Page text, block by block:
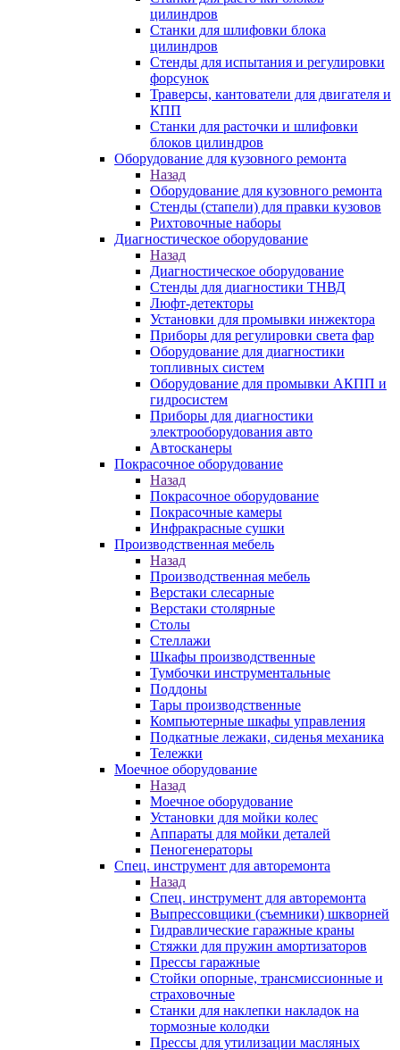
цилиндров
Станки для шлифовки блока
цилиндров
Стенды для испытания и регулировки
форсунок
Траверсы, кантователи для двигателя и
КПП
Станки для расточки и шлифовки
блоков цилиндров
Оборудование для кузовного ремонта
Назад
Оборудование для кузовного ремонта
Стенды (стапели) для правки кузовов
Рихтовочные наборы
Диагностическое оборудование
Назад
Диагностическое оборудование
Стенды для диагностики ТНВД
Люфт-детекторы
Установки для промывки инжектора
Приборы для регулировки света фар
Оборудование для диагностики
топливных систем
Оборудование для промывки АКПП и
гидросистем
Приборы для диагностики
электрооборудования авто
Автосканеры
Покрасочное оборудование
Назад
Покрасочное оборудование
Покрасочные камеры
Инфракрасные сушки
Производственная мебель
Назад
Производственная мебель
Верстаки слесарные
Верстаки столярные
Столы
Стеллажи
Шкафы производственные
Тумбочки инструментальные
Поддоны
Тары производственные
Компьютерные шкафы управления
Подкатные лежаки, сиденья механика
Тележки
Моечное оборудование
Назад
Моечное оборудование
Установки для мойки колес
Аппараты для мойки деталей
Пеногенераторы
Спец. инструмент для авторемонта
Назад
Спец. инструмент для авторемонта
Выпрессовщики (съемники) шкворней
Гидравлические гаражные краны
Стяжки для пружин амортизаторов
Прессы гаражные
Стойки опорные, трансмиссионные и
страховочные
Станки для наклепки накладок на
тормозные колодки
Прессы для утилизации масляных